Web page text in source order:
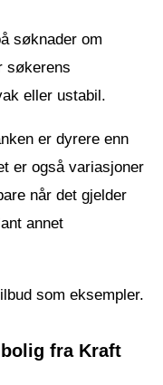
søknader om
søkerens
eller ustabil.
er dyrere enn
er også variasjoner
når det gjelder
annet
som eksempler.
fra Kraft